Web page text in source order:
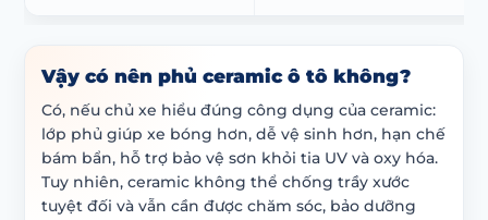
Vậy có nên phủ ceramic ô tô không?
Có, nếu chủ xe hiểu đúng công dụng của ceramic:
lớp phủ giúp xe bóng hơn, dễ vệ sinh hơn, hạn chế
bám bẩn, hỗ trợ bảo vệ sơn khỏi tia UV và oxy hóa.
Tuy nhiên, ceramic không thể chống trầy xước
tuyệt đối và vẫn cần được chăm sóc, bảo dưỡng